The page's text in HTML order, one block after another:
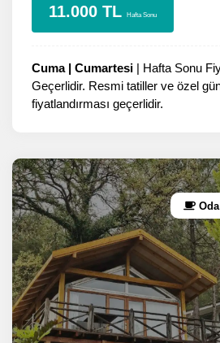
11.000 TL Hafta Sonu
Cuma | Cumartesi | Hafta Sonu
Geçerlidir. Resmi tatiller ve özel
fiyatlandırması geçerlidir.